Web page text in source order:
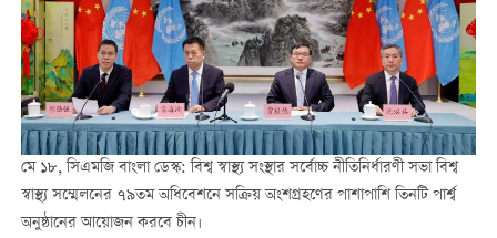
মে ১৮, সিএমজি বাংলা ডেস্ক: বিশ্ব স্বাস্থ্য সংস্থার সর্বোচ্চ নীতিনির্ধারণী সভা বিশ্ব
স্বাস্থ্য সম্মেলনের ৭৯তম অধিবেশনে সক্রিয় অংশগ্রহণের পাশাপাশি তিনটি পার্শ্ব
অনুষ্ঠানের আয়োজন করবে চীন।